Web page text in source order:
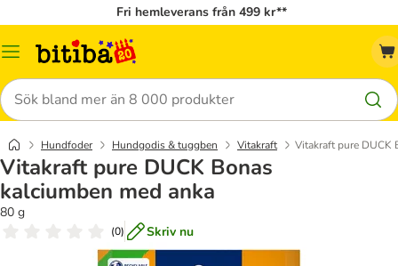
Fri hemleverans från 499 kr**
Meny
Sök
Hundfoder Hundgodis & tuggben Vitakraft Vitakraft pure DUCK
Vitakraft pure DUCK Bonas
kalciumben med anka
80 g
(0) Skriv nu